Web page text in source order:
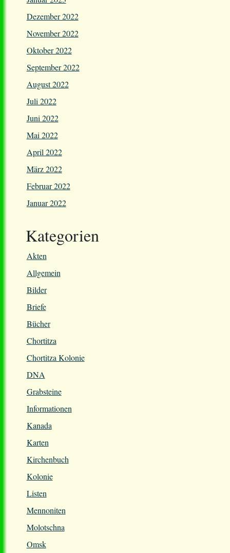
Dezember 2022
November 2022
Oktober 2022
September 2022
August 2022
Juli 2022
Juni 2022
Mai 2022
April 2022
März 2022
Februar 2022
Januar 2022
Kategorien
Akten
Allgemein
Bilder
Briefe
Bücher
Chortitza
Chortitza Kolonie
DNA
Grabsteine
Informationen
Kanada
Karten
Kirchenbuch
Kolonie
Listen
Mennoniten
Molotschna
Omsk